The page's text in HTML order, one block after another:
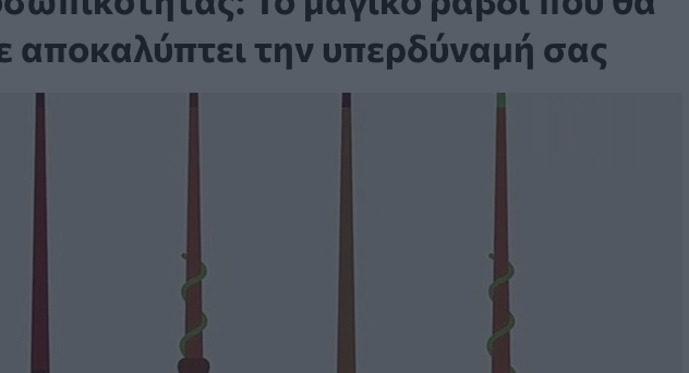
αποκαλύπτει την υπερδύναμή σας